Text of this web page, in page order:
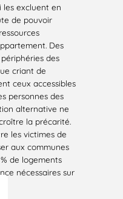
les excluent en
de pouvoir
Des
des
criant de
ceux accessibles
personnes des
alternative ne
la précarité.
les victimes de
aux communes
de logements
nécessaires sur